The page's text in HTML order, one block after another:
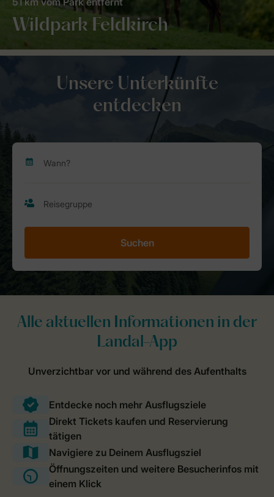
Wildpark Feldkirch
Unsere Unterkünfte
entdecken
Suchen